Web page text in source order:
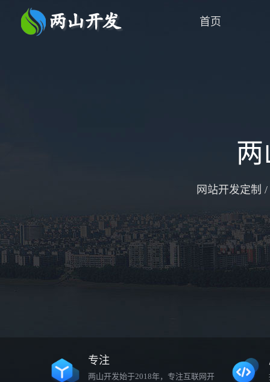
首页
网站开发定制
专注
两山开发始于2018年，专注互联网开